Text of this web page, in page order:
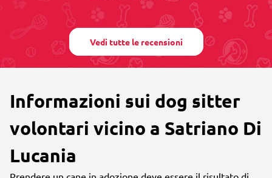
Vedi tutte le recensioni
Informazioni sui dog sitter
volontari vicino a Satriano Di
Lucania